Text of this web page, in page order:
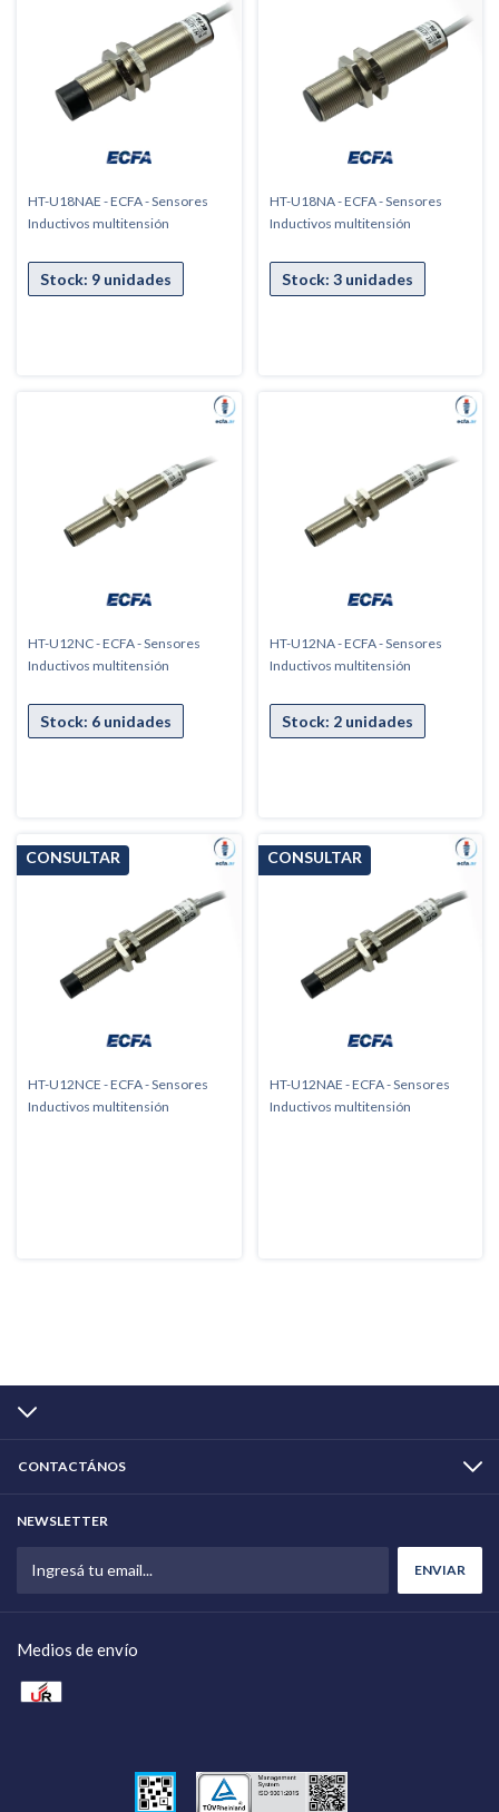
HT-U18NAE - ECFA - Sensores
Inductivos multitensión
HT-U18NA - ECFA - Sensores
Inductivos multitensión
HT-U12NC - ECFA - Sensores
Inductivos multitensión
HT-U12NA - ECFA - Sensores
Inductivos multitensión
HT-U12NCE - ECFA - Sensores
Inductivos multitensión
HT-U12NAE - ECFA - Sensores
Inductivos multitensión
CONTACTÁNOS
NEWSLETTER
Medios de envío